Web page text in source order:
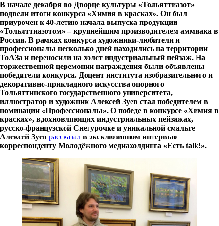
В начале декабря во Дворце культуры «Тольяттиазот»
подвели итоги конкурса «Химия в красках». Он был
приурочен к 40-летию начала выпуска продукции
«Тольяттиазотом» – крупнейшим производителем аммиака в
России. В рамках конкурса художники-любители и
профессионалы несколько дней находились на территории
ТоАЗа и переносили на холст индустриальный пейзаж. На
торжественной церемонии награждения были объявлены
победители конкурса. Доцент института изобразительного и
декоративно-прикладного искусства опорного
Тольяттинского государственного университета,
иллюстратор и художник Алексей Зуев стал победителем в
номинации «Профессионалы». О победе в конкурсе «Химия в
красках», вдохновляющих индустриальных пейзажах,
русско-французской Снегурочке и уникальной смальте
Алексей Зуев рассказал в эксклюзивном интервью
корреспонденту Молодёжного медиахолдинга «Есть talk!».